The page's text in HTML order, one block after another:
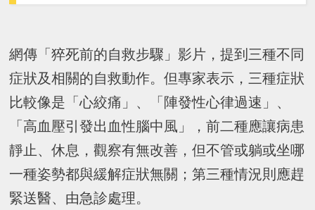
網傳「猝死前的自救步驟」影片，提到三種不同
症狀及相關的自救動作。但專家表示，三種症狀
比較像是「心絞痛」、「陣發性心律過速」、
「高血壓引發出血性腦中風」，前二種應讓病患
靜止、休息，觀察有無改善，但不管或躺或坐哪
一種姿勢都與緩解症狀無關；第三種情況則應趕
緊送醫、由急診處理。